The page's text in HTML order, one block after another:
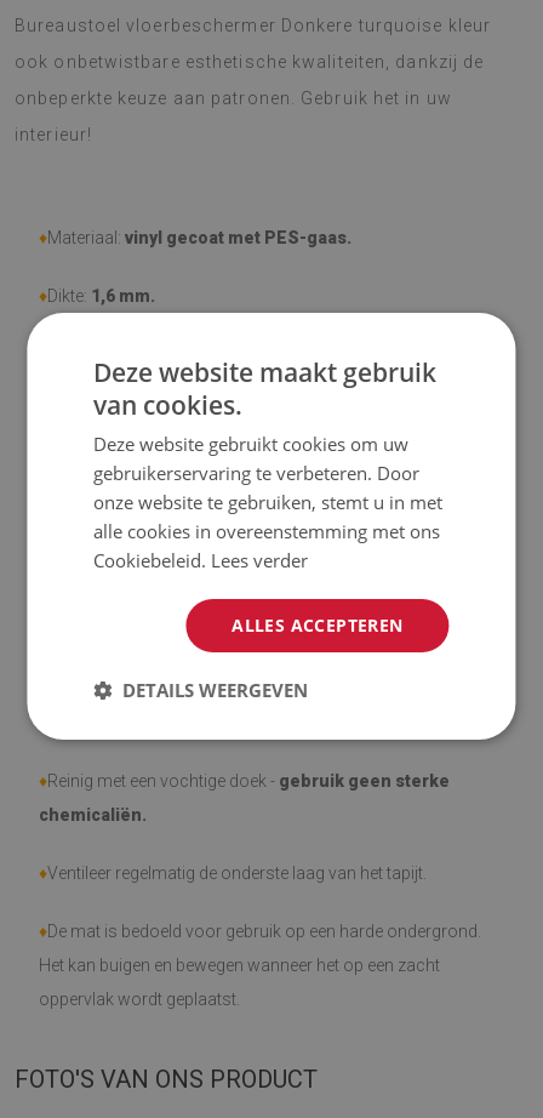
Bureaustoel vloerbeschermer Donkere turquoise kleur
ook onbetwistbare esthetische kwaliteiten, dankzij de
onbeperkte keuze aan patronen. Gebruik het in uw
interieur!
♦Materiaal: vinyl gecoat met PES-gaas.
♦Dikte: 1,6 mm.
UV-straling
Tapijten zijn antislip;
Het product is gemakkelijk schoon te maken, bestand tegen
vlekken en water.
Houd er rekening mee dat gebruiksschade door het
verstrijken van de tijd (bijv. schaafwonden) niet vatbaar is
♦Reinig met een vochtige doek - gebruik geen sterke
chemicaliën.
♦Ventileer regelmatig de onderste laag van het tapijt.
♦De mat is bedoeld voor gebruik op een harde ondergrond.
Het kan buigen en bewegen wanneer het op een zacht
oppervlak wordt geplaatst.
FOTO'S VAN ONS PRODUCT
Deze website maakt gebruik
van cookies.
Deze website gebruikt cookies om uw
gebruikerservaring te verbeteren. Door
onze website te gebruiken, stemt u in met
alle cookies in overeenstemming met ons
Cookiebeleid. Lees verder
ALLES ACCEPTEREN
DETAILS WEERGEVEN